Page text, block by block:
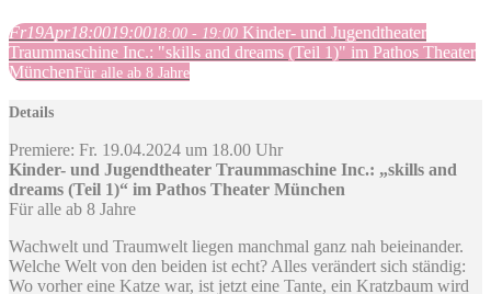
Fr19Apr18:0019:0018:00 - 19:00 Kinder- und Jugendtheater
Traummaschine Inc.: "skills and dreams (Teil 1)" im Pathos Theater
MünchenFür alle ab 8 Jahre
Details
Premiere: Fr. 19.04.2024 um 18.00 Uhr
Kinder- und Jugendtheater Traummaschine Inc.: „skills and
dreams (Teil 1)“ im Pathos Theater München
Für alle ab 8 Jahre
Wachwelt und Traumwelt liegen manchmal ganz nah beieinander.
Welche Welt von den beiden ist echt? Alles verändert sich ständig:
Wo vorher eine Katze war, ist jetzt eine Tante, ein Kratzbaum wird